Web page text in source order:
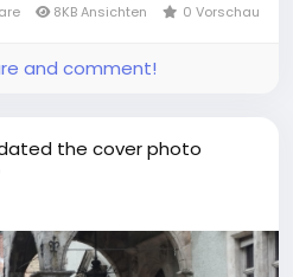
8KB Ansichten 0 Vorschau
and comment!
the cover photo